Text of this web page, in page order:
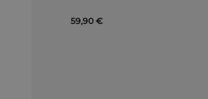
59,90 €